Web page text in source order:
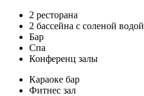
2 ресторана
2 бассейна с соленой водой
Бар
Спа
Конференц залы
Караоке бар
Фитнес зал